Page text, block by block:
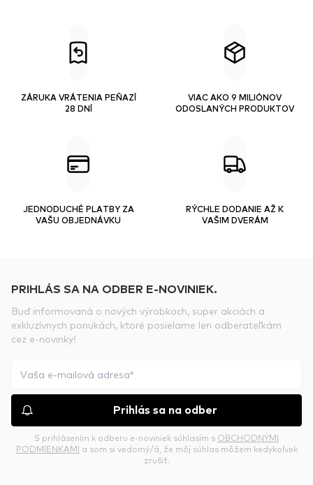
ZÁRUKA VRÁTENIA PEŇAZÍ
28 DNÍ
VIAC AKO 9 MILIÓNOV
ODOSLANÝCH PRODUKTOV
JEDNODUCHÉ PLATBY ZA
VAŠU OBJEDNÁVKU
RÝCHLE DODANIE AŽ K
VAŠIM DVERÁM
PRIHLÁS SA NA ODBER E-NOVINIEK.
Buď informovaná o nových výrobkoch, super akciách a
exkluzívnych ponukách, ktoré posielame len odberateľkám
cez e-novinky!
Prihlás sa na odber
S prihlásením k odberu e-noviniek súhlasím s OBCHODNÝMI
PODMIENKAMI a som si vedomý/á, že môj súhlas môžem kedykoľvek
zrušiť.